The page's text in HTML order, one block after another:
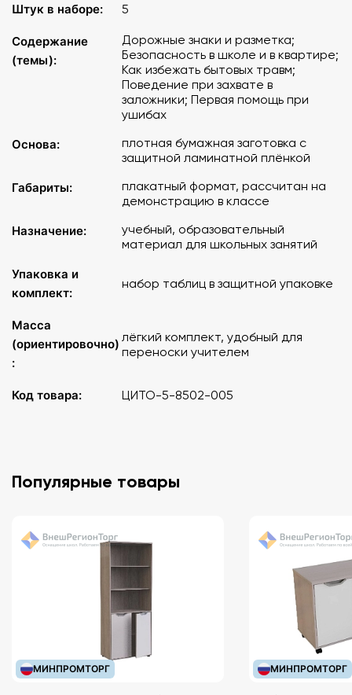
Штук в наборе: 5
Содержание
(темы):
Дорожные знаки и разметка;
Безопасность в школе и в квартире;
Как избежать бытовых травм;
Поведение при захвате в
заложники; Первая помощь при
ушибах
Основа:
плотная бумажная заготовка с
защитной ламинатной плёнкой
Габариты:
плакатный формат, рассчитан на
демонстрацию в классе
Назначение:
учебный, образовательный
материал для школьных занятий
Упаковка и
комплект:
набор таблиц в защитной упаковке
Масса
(ориентировочно)
:
лёгкий комплект, удобный для
переноски учителем
Код товара: ЦИТО-5-8502-005
Популярные товары
МИНПРОМТОРГ МИНПРОМТОРГ